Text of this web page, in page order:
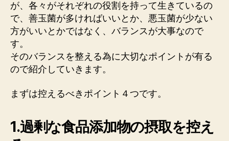
が、各々がそれぞれの役割を持って生きているの
で、善玉菌が多ければいいとか、悪玉菌が少ない
方がいいとかではなく、バランスが大事なので
す。
そのバランスを整える為に大切なポイントが有る
ので紹介していきます。
まずは控えるべきポイント４つです。
1.過剰な食品添加物の摂取を控え